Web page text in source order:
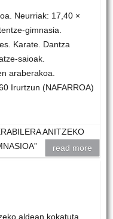
Neurriak: 17,40 ×
gimnasia.
Karate. Dantza
saioak.
araberakoa.
Irurtzun (NAFARROA)
ANITZEKO
read more
aldean kokatuta